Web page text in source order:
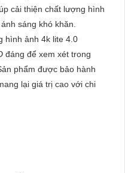
cải thiện chất lượng hình
sáng khó khăn.
hình ảnh 4k lite 4.0
đáng để xem xét trong
phẩm được bảo hành
lại giá trị cao với chi